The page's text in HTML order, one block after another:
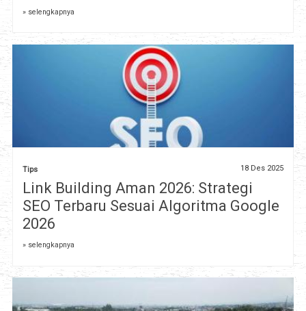
» selengkapnya
Tips 18 Des 2025
Link Building Aman 2026: Strategi
SEO Terbaru Sesuai Algoritma Google
2026
» selengkapnya